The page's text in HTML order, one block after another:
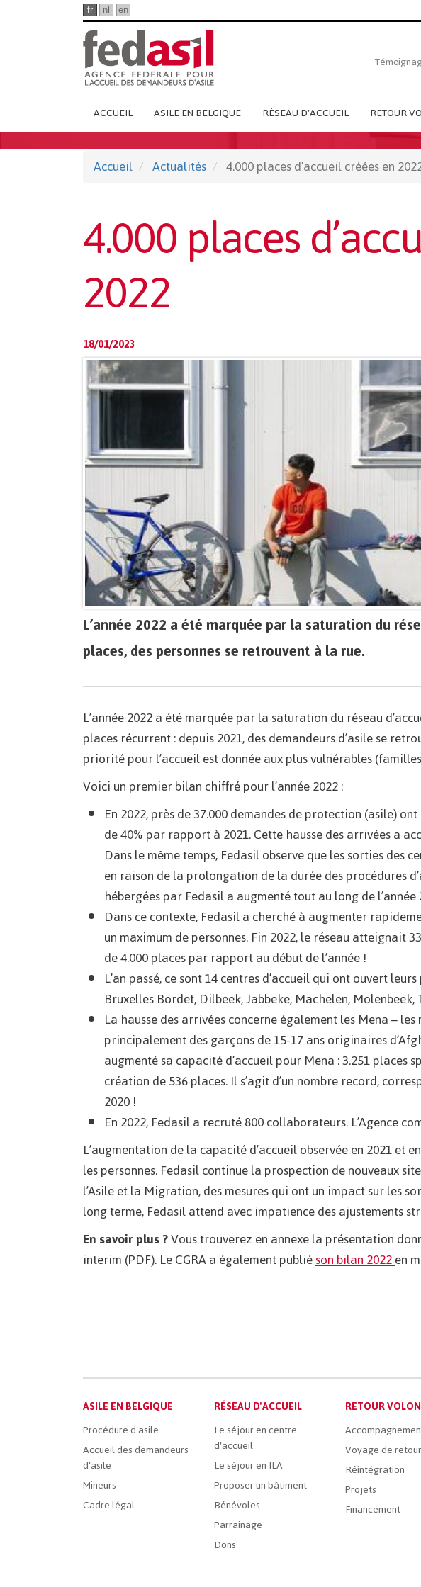
fr nl en
Top
Main
French
Menu
ACCUEIL ASILE EN BELGIQUE RÉSEAU D'ACCUEIL RETOUR
Accueil Actualités 4.000 places d’accueil créées en
4.000 places
2022
18/01/2023
L’année 2022 a été marquée par la saturation du
places, des personnes se retrouvent à la rue.
L’année 2022 a été marquée par la saturation du réseau
places récurrent : depuis 2021, des demandeurs d’asile se
priorité pour l’accueil est donnée aux plus vulnérables
Voici un premier bilan chiffré pour l’année 2022 :
En 2022, près de 37.000 demandes de protection (asile)
de 40% par rapport à 2021. Cette hausse des arrivées a
Dans le même temps, Fedasil observe que les sorties des
en raison de la prolongation de la durée des procédures
hébergées par Fedasil a augmenté tout au long de l’année
Dans ce contexte, Fedasil a cherché à augmenter
un maximum de personnes. Fin 2022, le réseau atteignait
de 4.000 places par rapport au début de l’année !
L’an passé, ce sont 14 centres d’accueil qui ont ouvert
Bruxelles Bordet, Dilbeek, Jabbeke, Machelen, Molenbeek,
La hausse des arrivées concerne également les Mena –
principalement des garçons de 15-17 ans originaires
augmenté sa capacité d’accueil pour Mena : 3.251 places
création de 536 places. Il s’agit d’un nombre record,
2020 !
En 2022, Fedasil a recruté 800 collaborateurs. L’Agence
L’augmentation de la capacité d’accueil observée en 2021 et
les personnes. Fedasil continue la prospection de nouveaux
l’Asile et la Migration, des mesures qui ont un impact sur les
long terme, Fedasil attend avec impatience des ajustements
En savoir plus ?Vous trouverez en annexe la présentation
interim (PDF). Le CGRA a également publiéson bilan 2022en
Main
French
Menu
ASILE EN BELGIQUE
Procédure d'asile
Accueil des demandeurs
d'asile
Mineurs
Cadre légal
RÉSEAU D'ACCUEIL
Le séjour en centre
d'accueil
Le séjour en ILA
Proposer un bâtiment
Bénévoles
Parrainage
Dons
RETOUR
Voyage de retour
Réintégration
Projets
Financement